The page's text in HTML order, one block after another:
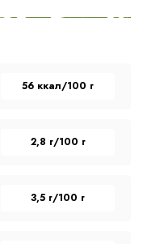
56 ккал/100 г
2,8 г/100 г
3,5 г/100 г